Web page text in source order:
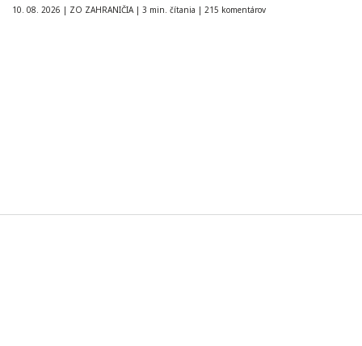
10. 08. 2026 | ZO ZAHRANIČIA | 3 min. čítania | 215 komentárov